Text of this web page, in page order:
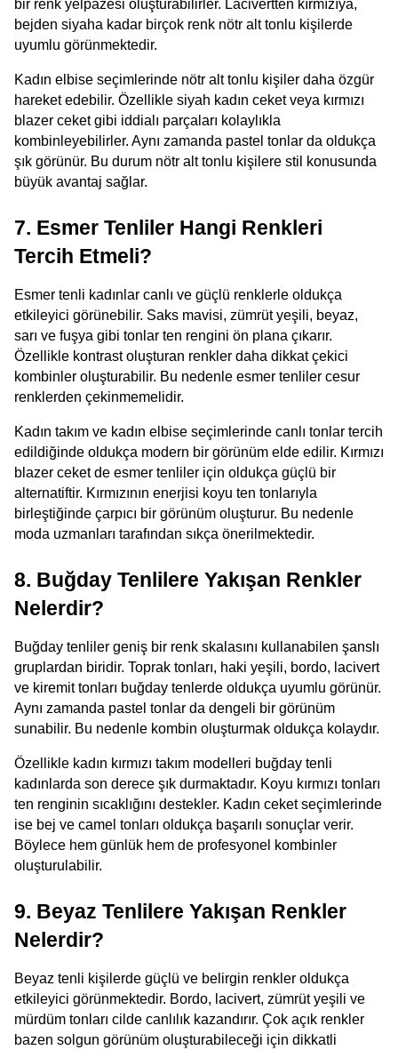
bir renk yelpazesi oluşturabilirler. Lacivertten kırmızıya,
bejden siyaha kadar birçok renk nötr alt tonlu kişilerde
uyumlu görünmektedir.
Kadın elbise seçimlerinde nötr alt tonlu kişiler daha özgür
hareket edebilir. Özellikle siyah kadın ceket veya kırmızı
blazer ceket gibi iddialı parçaları kolaylıkla
kombinleyebilirler. Aynı zamanda pastel tonlar da oldukça
şık görünür. Bu durum nötr alt tonlu kişilere stil konusunda
büyük avantaj sağlar.
7. Esmer Tenliler Hangi Renkleri
Tercih Etmeli?
Esmer tenli kadınlar canlı ve güçlü renklerle oldukça
etkileyici görünebilir. Saks mavisi, zümrüt yeşili, beyaz,
sarı ve fuşya gibi tonlar ten rengini ön plana çıkarır.
Özellikle kontrast oluşturan renkler daha dikkat çekici
kombinler oluşturabilir. Bu nedenle esmer tenliler cesur
renklerden çekinmemelidir.
Kadın takım ve kadın elbise seçimlerinde canlı tonlar tercih
edildiğinde oldukça modern bir görünüm elde edilir. Kırmızı
blazer ceket de esmer tenliler için oldukça güçlü bir
alternatiftir. Kırmızının enerjisi koyu ten tonlarıyla
birleştiğinde çarpıcı bir görünüm oluşturur. Bu nedenle
moda uzmanları tarafından sıkça önerilmektedir.
8. Buğday Tenlilere Yakışan Renkler
Nelerdir?
Buğday tenliler geniş bir renk skalasını kullanabilen şanslı
gruplardan biridir. Toprak tonları, haki yeşili, bordo, lacivert
ve kiremit tonları buğday tenlerde oldukça uyumlu görünür.
Aynı zamanda pastel tonlar da dengeli bir görünüm
sunabilir. Bu nedenle kombin oluşturmak oldukça kolaydır.
Özellikle kadın kırmızı takım modelleri buğday tenli
kadınlarda son derece şık durmaktadır. Koyu kırmızı tonları
ten renginin sıcaklığını destekler. Kadın ceket seçimlerinde
ise bej ve camel tonları oldukça başarılı sonuçlar verir.
Böylece hem günlük hem de profesyonel kombinler
oluşturulabilir.
9. Beyaz Tenlilere Yakışan Renkler
Nelerdir?
Beyaz tenli kişilerde güçlü ve belirgin renkler oldukça
etkileyici görünmektedir. Bordo, lacivert, zümrüt yeşili ve
mürdüm tonları cilde canlılık kazandırır. Çok açık renkler
bazen solgun görünüm oluşturabileceği için dikkatli